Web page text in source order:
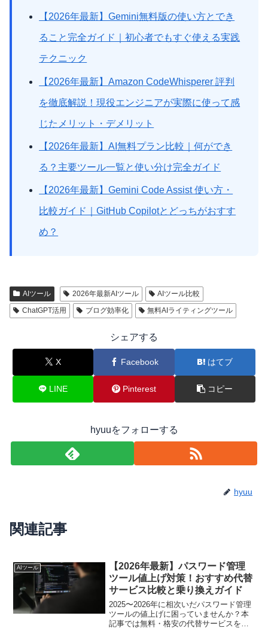
【2026年最新】Gemini無料版の使い方とでき
ること完全ガイド｜初心者でもすぐ使える実践
テクニック
【2026年最新】Amazon CodeWhisperer 評判
を徹底解説！現役エンジニアが実際に使って感
じたメリット・デメリット
【2026年最新】AI無料プラン比較｜何ができ
る？主要ツール一覧と使い分け完全ガイド
【2026年最新】Gemini Code Assist 使い方・
比較ガイド｜GitHub Copilotとどっちがおすす
め？
AIツール 2026年最新AIツール
AIツール比較
ChatGPT活用
ブログ効率化 無料AIライティングツール
シェアする
X Facebook はてブ
LINE Pinterest コピー
hyuuをフォローする
hyuu
関連記事
AIツール
【2026年最新】パスワード管理
ツール値上げ対策！おすすめ代替
サービス比較と乗り換えガイド
2025〜2026年に相次いだパスワード管理
ツールの値上げに困っていませんか？本
記事では無料・格安の代替サービスを徹